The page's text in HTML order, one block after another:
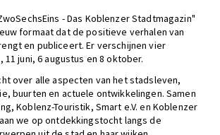
- Das Koblenzer Stadtmagazin"
formaat dat de positieve verhalen van
en publiceert. Er verschijnen vier
11 juni, 6 augustus en 8 oktober.
over alle aspecten van het stadsleven,
buurten en actuele ontwikkelingen. Samen
Koblenz-Touristik, Smart e.V. en Koblenzer
we op ontdekkingstocht langs de